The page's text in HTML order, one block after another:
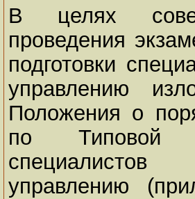
В целях
проведения
подготовки
управлению
Положения о
по Типовой
управлению